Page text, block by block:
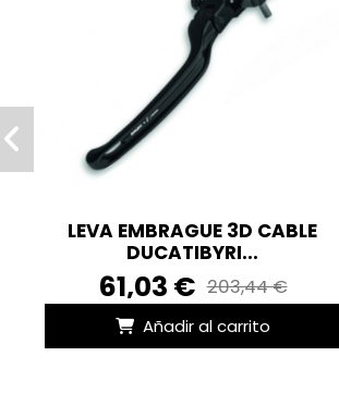
LEVA EMBRAGUE 3D CABLE
DUCATIBYRI...
61,03 € 203,44 €
Añadir al carrito